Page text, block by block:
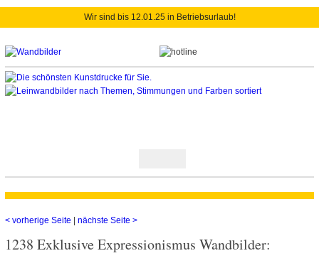
Wir sind bis 12.01.25 in Betriebsurlaub!
< vorherige Seite nächste Seite >
1238 Exklusive Expressionismus Wandbilder: